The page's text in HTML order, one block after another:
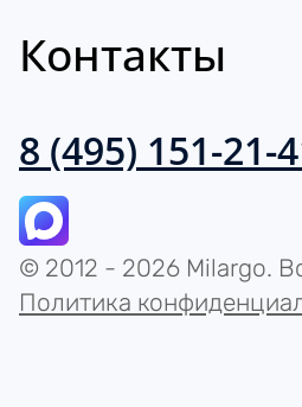
Контакты
8 (495) 151-21-
© 2012 - 2026 Milargo.
Политика